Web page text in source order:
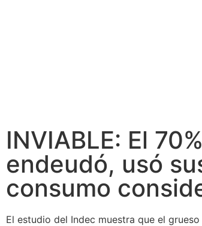
INVIABLE: El
endeudó, usó
consumo
El estudio del Indec muestra que el